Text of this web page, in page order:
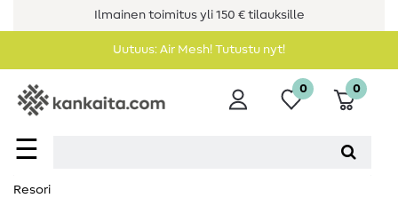
Ilmainen toimitus yli 150 € tilauksille
Uutuus: Air Mesh! Tutustu nyt!
☰
0 0
Resori